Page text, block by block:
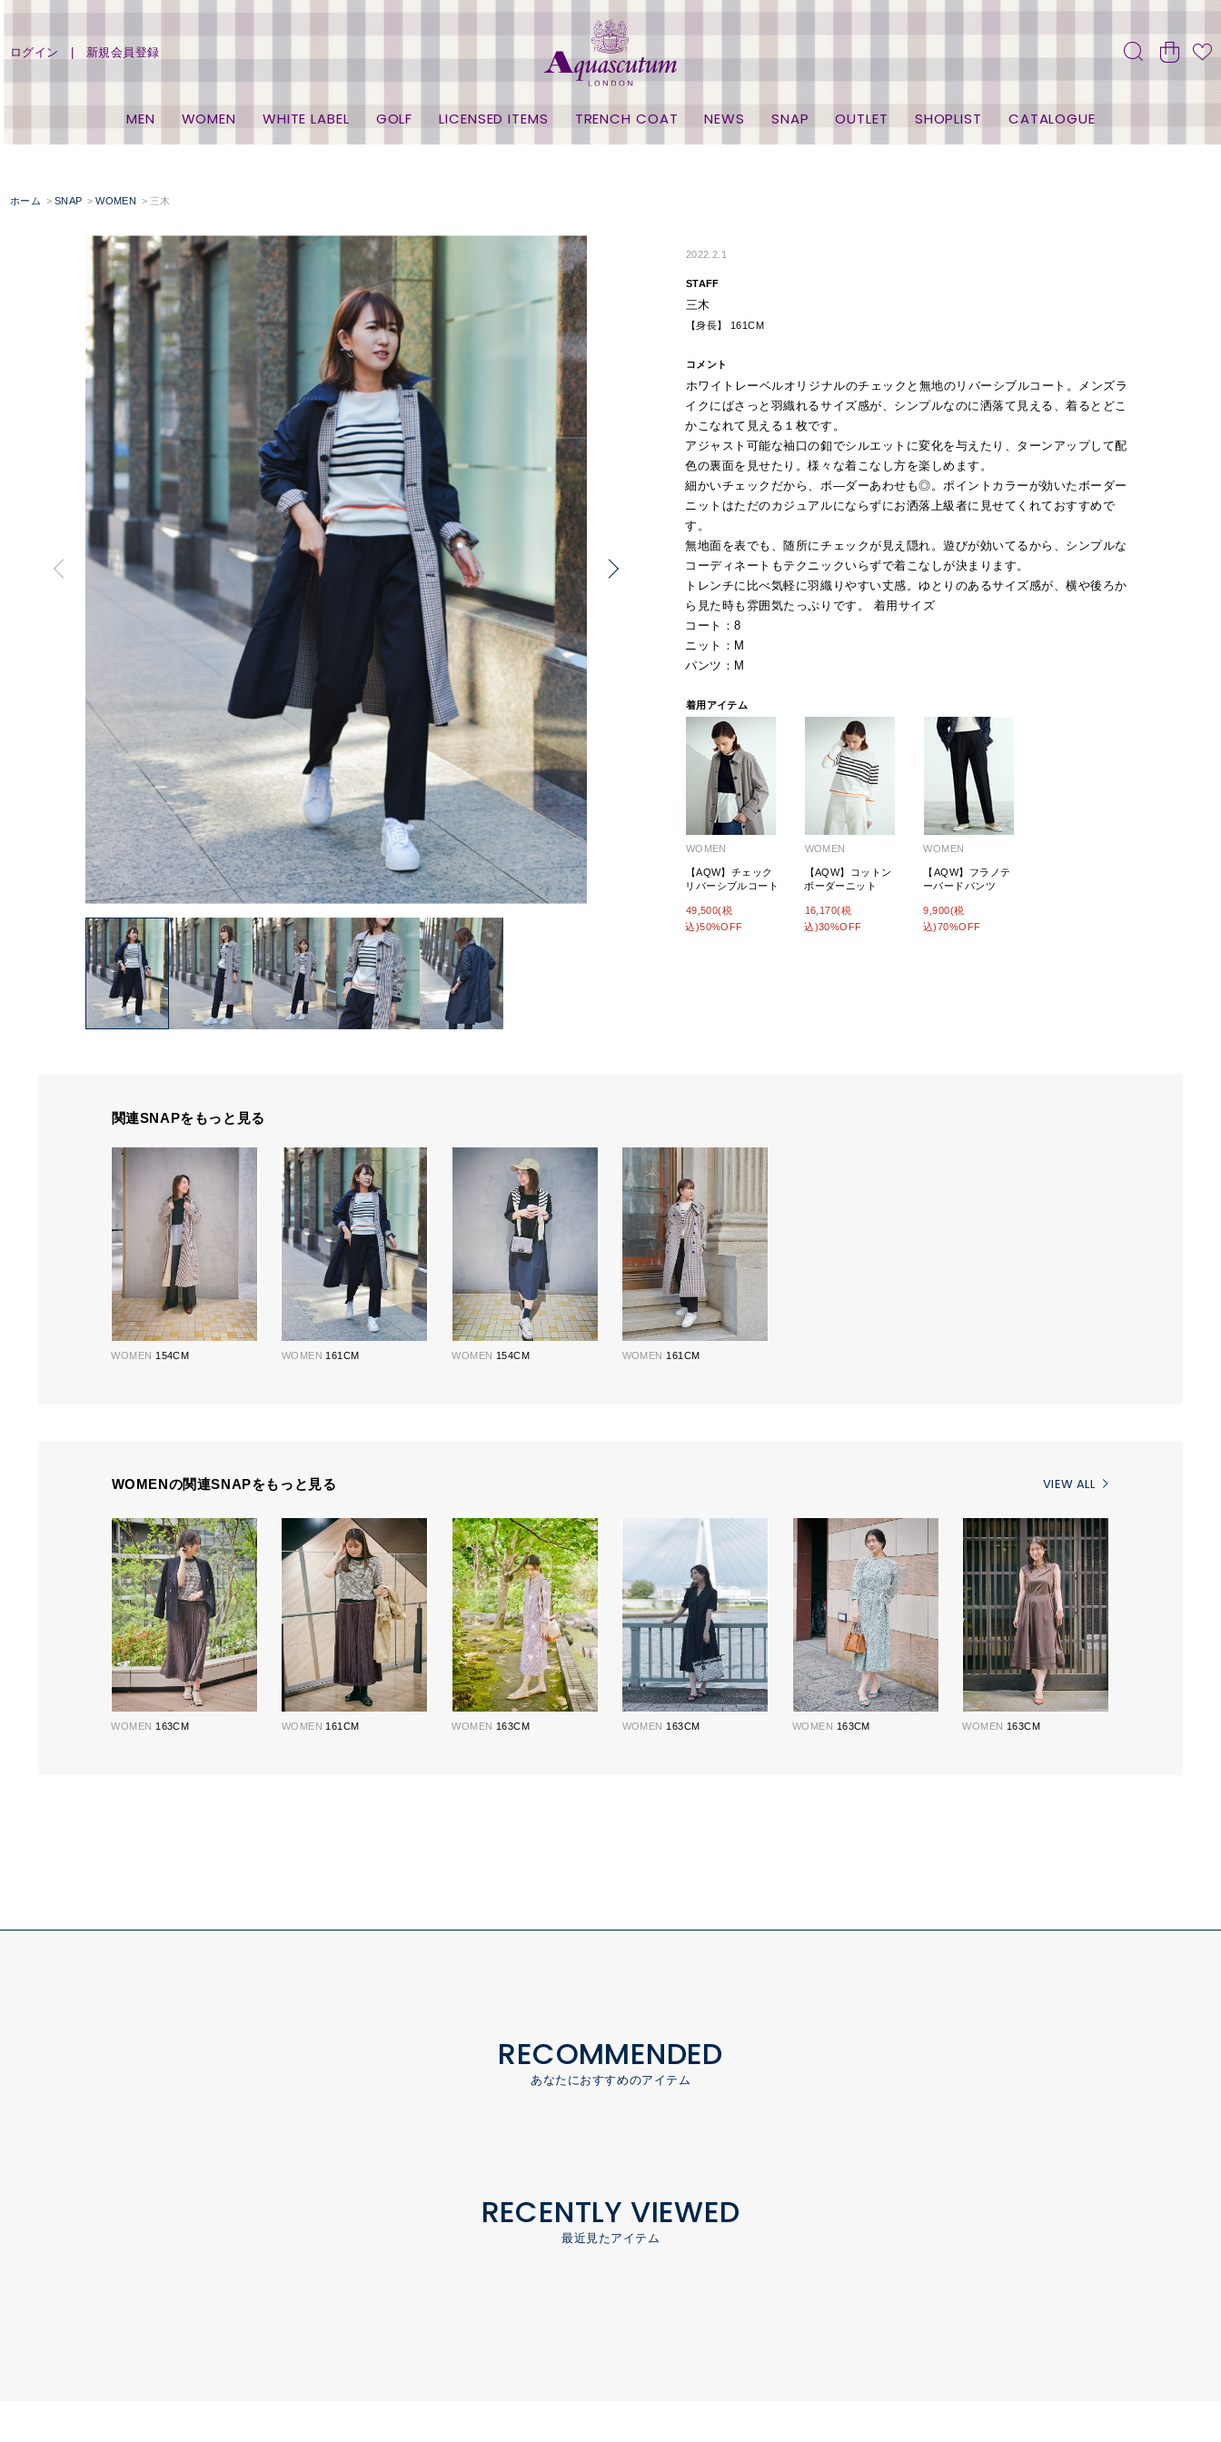
ログイン 新規会員登録
MEN WOMEN WHITE LABEL GOLF LICENSED ITEMS TRENCH COAT NEWS SNAP OUTLET SHOPLIST CATALOGUE
ホーム SNAP WOMEN 三木
2022.2.1
STAFF
三木
【身長】 161CM
コメント
ホワイトレーベルオリジナルのチェックと無地のリバーシブルコート。メンズラ
イクにばさっと羽織れるサイズ感が、シンプルなのに洒落て見える、着るとどこ
かこなれて見える１枚です。
アジャスト可能な袖口の釦でシルエットに変化を与えたり、ターンアップして配
色の裏面を見せたり。様々な着こなし方を楽しめます。
細かいチェックだから、ボ―ダーあわせも◎。ポイントカラーが効いたボーダー
ニットはただのカジュアルにならずにお洒落上級者に見せてくれておすすめで
す。
無地面を表でも、随所にチェックが見え隠れ。遊びが効いてるから、シンプルな
コーディネートもテクニックいらずで着こなしが決まります。
トレンチに比べ気軽に羽織りやすい丈感。ゆとりのあるサイズ感が、横や後ろか
ら見た時も雰囲気たっぷりです。 着用サイズ
コート：8
ニット：M
パンツ：M
着用アイテム
WOMEN
【AQW】チェック
リバーシブルコート
49,500(税
込)50%OFF
WOMEN
【AQW】コットン
ボーダーニット
16,170(税
込)30%OFF
WOMEN
【AQW】フラノテ
ーパードパンツ
9,900(税
込)70%OFF
関連SNAPをもっと見る
WOMEN 154CM WOMEN 161CM WOMEN 154CM WOMEN 161CM
WOMENの関連SNAPをもっと見る VIEW ALL
WOMEN 163CM WOMEN 161CM WOMEN 163CM WOMEN 163CM WOMEN 163CM WOMEN 163CM
RECOMMENDED
あなたにおすすめのアイテム
RECENTLY VIEWED
最近見たアイテム